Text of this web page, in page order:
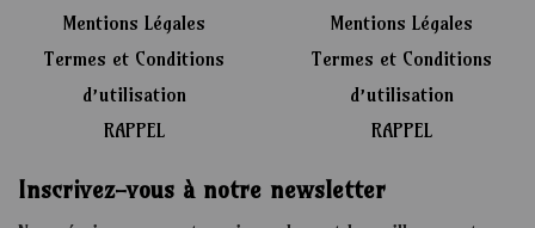
Mentions Légales
Termes et Conditions
d’utilisation
RAPPEL
Mentions Légales
Termes et Conditions
d’utilisation
RAPPEL
Inscrivez-vous à notre newsletter